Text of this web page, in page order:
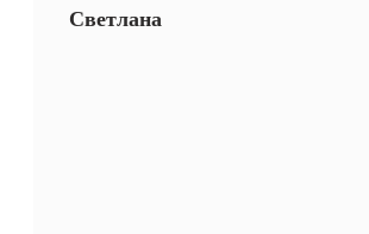
Светлана